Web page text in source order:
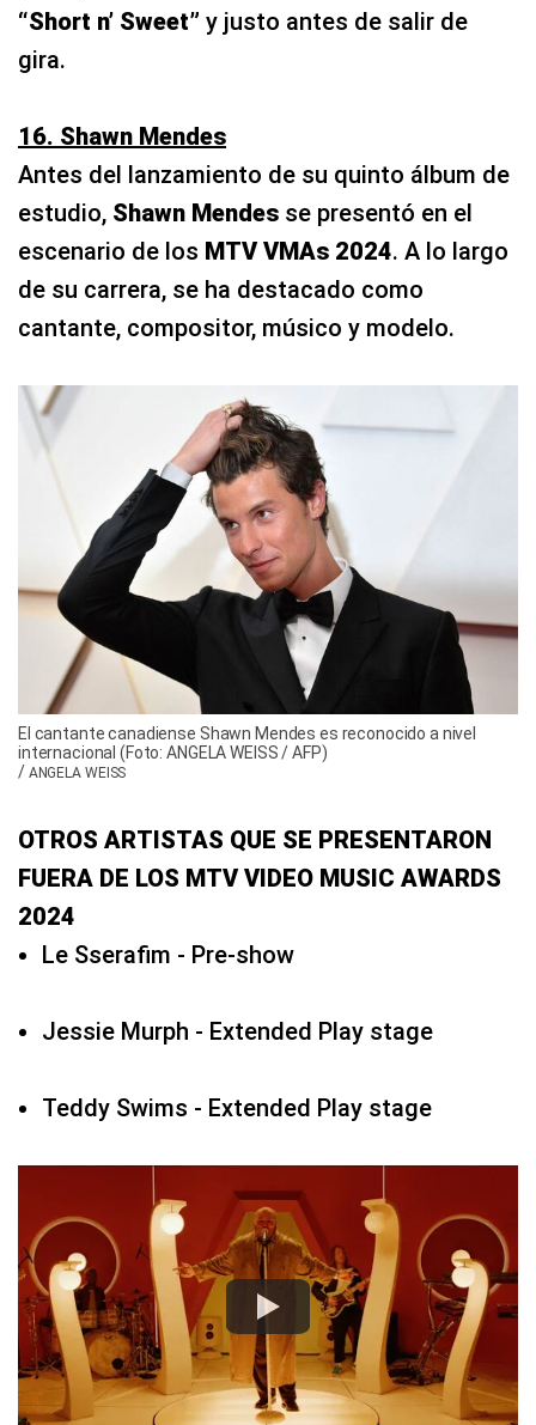
“Short n’ Sweet” y justo antes de salir de
gira.
16. Shawn Mendes
Antes del lanzamiento de su quinto álbum de
estudio, Shawn Mendes se presentó en el
escenario de los MTV VMAs 2024. A lo largo
de su carrera, se ha destacado como
cantante, compositor, músico y modelo.
El cantante canadiense Shawn Mendes es reconocido a nivel
internacional (Foto: ANGELA WEISS / AFP)
/ ANGELA WEISS
OTROS ARTISTAS QUE SE PRESENTARON
FUERA DE LOS MTV VIDEO MUSIC AWARDS
2024
Le Sserafim - Pre-show
Jessie Murph - Extended Play stage
Teddy Swims - Extended Play stage